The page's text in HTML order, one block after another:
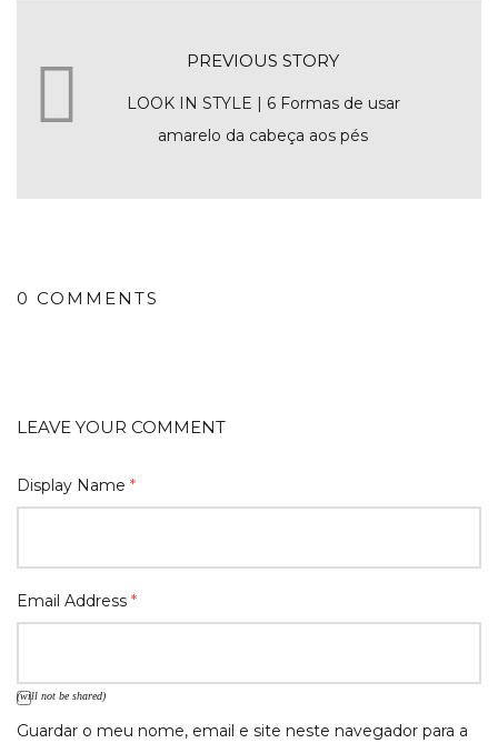
PREVIOUS STORY
LOOK IN STYLE | 6 Formas de usar
amarelo da cabeça aos pés
0 COMMENTS
LEAVE YOUR COMMENT
Display Name *
Email Address *
(will not be shared)
Guardar o meu nome, email e site neste navegador para a